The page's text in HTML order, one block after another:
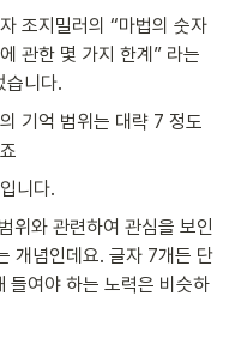
조지밀러의 “마법의 숫자
관한 몇 가지 한계” 라는
습니다.
기억 범위는 대략 7 정도
입니다.
위와 관련하여 관심을 보인
개념인데요. 글자 7개든 단
들여야 하는 노력은 비슷하